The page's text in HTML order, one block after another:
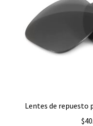
Lentes de repuesto
$